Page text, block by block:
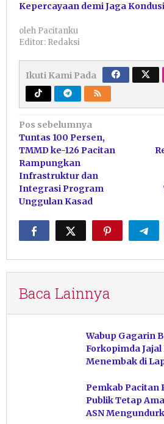
Kepercayaan demi Jaga
oleh Pacitanku
Editor: Redaksi
Ikuti Kami Pada
Navigasi
pos
Pos sebelumnya
Tuntas 100 Persen,
TMMD ke-126 Pacitan
Rampungkan
Infrastruktur dan
Integrasi Program
Unggulan Kasad
Baca Lainnya
Wabup Gagarin
Forkopimda
Menembak di
Pemkab Pacitan
Publik Tetap
ASN